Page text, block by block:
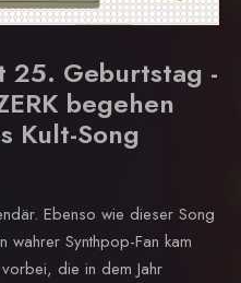
25. Geburtstag -
begehen
Kult-Song
Ebenso wie dieser Song
wahrer Synthpop-Fan kam
die in dem Jahr